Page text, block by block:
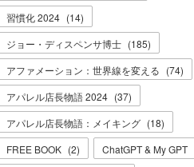
習慣化 2024 (14)
ジョー・ディスペンサ博士 (185)
アファメーション：世界線を変える (74)
アパレル店長物語 2024 (37)
アパレル店長物語：メイキング (18)
FREE BOOK (2) ChatGPT & My GPT